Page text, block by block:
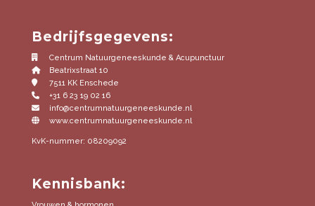
Bedrijfsgegevens:
Centrum Natuurgeneeskunde & Acupunctuur
Beatrixstraat 10
7511 KK Enschede
+31 6 23 19 02 16
info@centrumnatuurgeneeskunde.nl
www.centrumnatuurgeneeskunde.nl
KvK-nummer: 08209092
Kennisbank: